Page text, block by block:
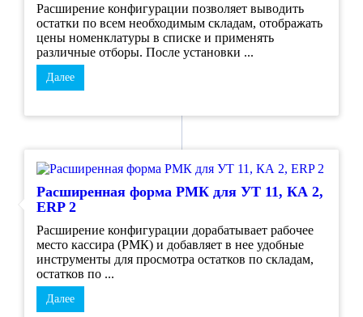
Расширение конфигурации позволяет выводить
остатки по всем необходимым складам, отображать
цены номенклатуры в списке и применять
различные отборы. После установки ...
Далее
Расширенная форма РМК для УТ 11, КА 2,
ERP 2
Расширение конфигурации дорабатывает рабочее
место кассира (РМК) и добавляет в нее удобные
инструменты для просмотра остатков по складам,
остатков по ...
Далее